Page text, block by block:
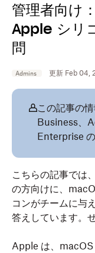
管理者向け
Apple シリ
問
Admins 更新 Feb 04,
この記事の
Business、
Enterprise の
こちらの記事では
の方向けに、
コンがチームに与
答えしています。
Apple は、macOS